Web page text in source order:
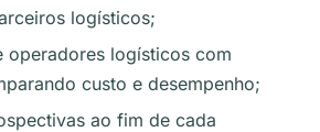
logísticos;
operadores logísticos com
custo e desempenho;
ao fim de cada